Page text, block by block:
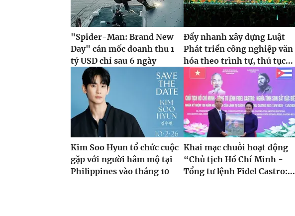
"Spider-Man: Brand New
Day" cán mốc doanh thu 1
tỷ USD chỉ sau 6 ngày
Đẩy nhanh xây dựng Luật
Phát triển công nghiệp văn
hóa theo trình tự, thủ tục...
Kim Soo Hyun tổ chức cuộc
gặp với người hâm mộ tại
Philippines vào tháng 10
Khai mạc chuỗi hoạt động
“Chủ tịch Hồ Chí Minh -
Tổng tư lệnh Fidel Castro:...